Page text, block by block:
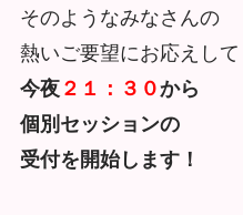
そのようなみなさんの
熱いご要望にお応えして
今夜２１：３０から
個別セッションの
受付を開始します！